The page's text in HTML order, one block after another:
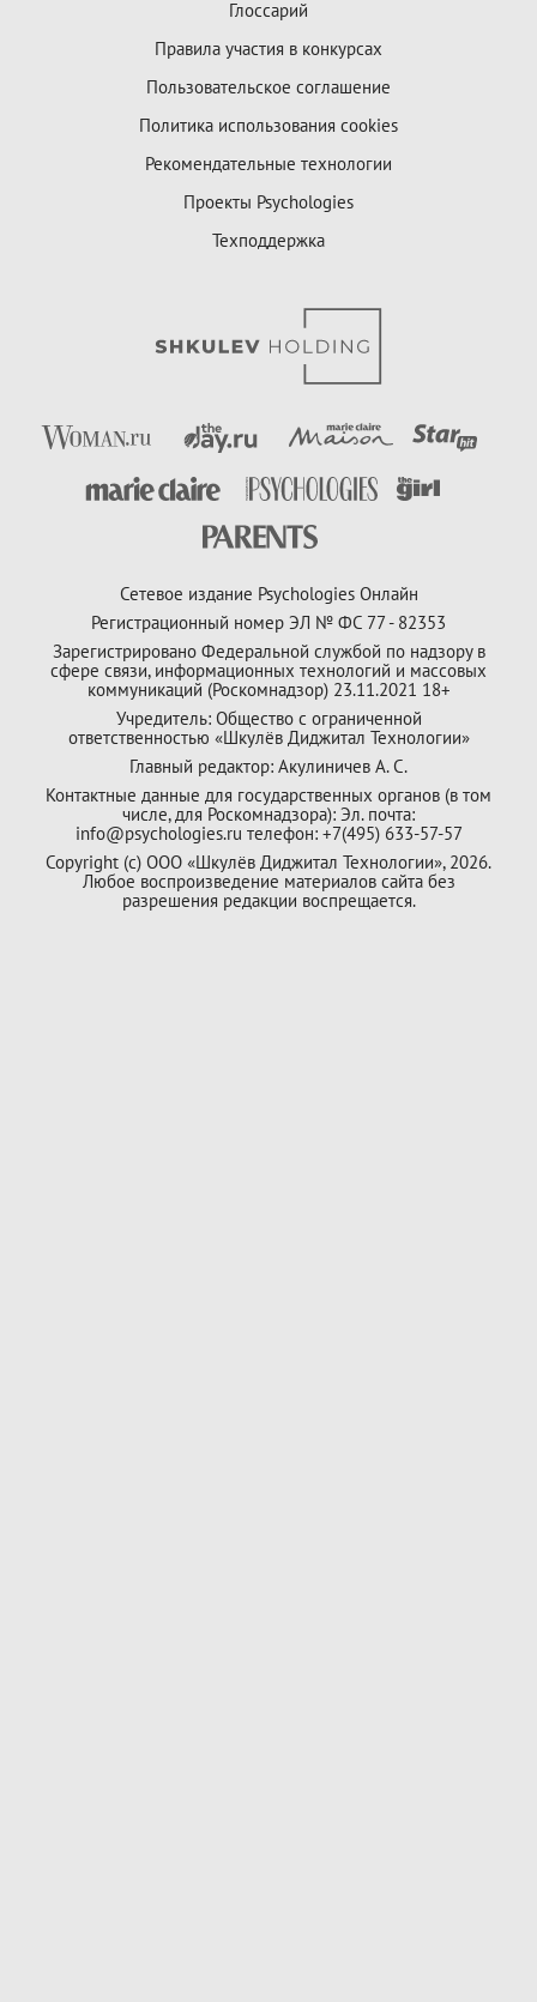
Глоссарий
Правила участия в конкурсах
Пользовательское соглашение
Политика использования cookies
Рекомендательные технологии
Проекты Psychologies
Техподдержка
Сетевое издание Psychologies Онлайн
Регистрационный номер ЭЛ № ФС 77 - 82353
Зарегистрировано Федеральной службой по надзору в
сфере связи, информационных технологий и массовых
коммуникаций (Роскомнадзор) 23.11.2021 18+
Учредитель: Общество с ограниченной
ответственностью «Шкулёв Диджитал Технологии»
Главный редактор: Акулиничев А. С.
Контактные данные для государственных органов (в том
числе, для Роскомнадзора): Эл. почта:
info@psychologies.ru телефон: +7(495) 633-57-57
Copyright (с) ООО «Шкулёв Диджитал Технологии», 2026.
Любое воспроизведение материалов сайта без
разрешения редакции воспрещается.